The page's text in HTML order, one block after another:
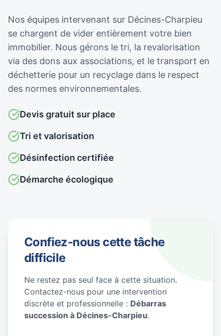
Nos équipes intervenant sur Décines-Charpieu
se chargent de vider entièrement votre bien
immobilier. Nous gérons le tri, la revalorisation
via des dons aux associations, et le transport en
déchetterie pour un recyclage dans le respect
des normes environnementales.
Devis gratuit sur place
Tri et valorisation
Désinfection certifiée
Démarche écologique
Confiez-nous cette tâche
difficile
Ne restez pas seul face à cette situation.
Contactez-nous pour une intervention
discrète et professionnelle : Débarras
succession à Décines-Charpieu.